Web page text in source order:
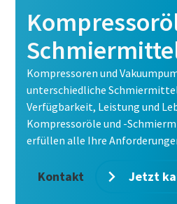
Edelstahlrohre für
Beziehen Sie Ihre Druckluft-
Atlas Copco. Optimieren Sie Ihre
einen einzigen Lieferanten
Erfahren Sie mehr über
Edelstahl
Kompressoren und
unterschiedliche
Verfügbarkeit, Leistung und
Kompressoröle und -
erfüllen alle Ihre
Kontakt Jetzt